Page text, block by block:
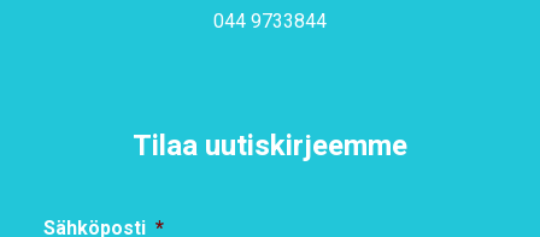
044 9733844
Tilaa uutiskirjeemme
Sähköposti *